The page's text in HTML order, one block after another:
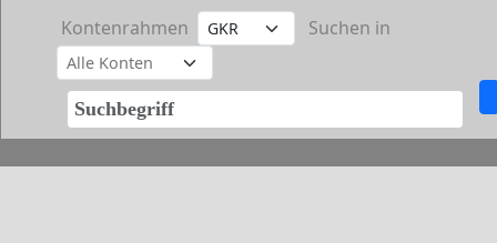
Kontenrahmen Suchen in